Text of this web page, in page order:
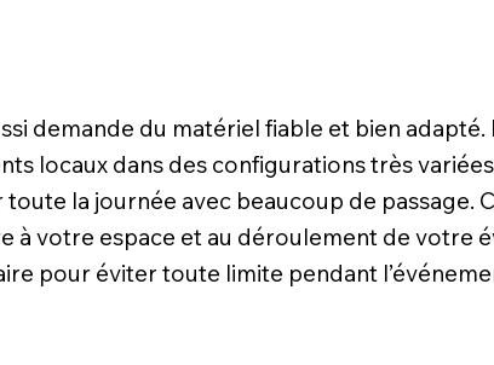
demande du matériel fiable et bien
locaux dans des configurations très
la journée avec beaucoup de passage.
votre espace et au déroulement de votre
pour éviter toute limite pendant